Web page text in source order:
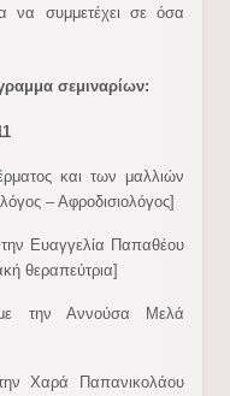
να συμμετέχει σε όσα
σεμιναρίων:
και των μαλλιών
– Αφροδισιολόγος]
την Ευαγγελία Παπαθέου
θεραπεύτρια]
την Αννούσα Μελά
Χαρά Παπανικολάου